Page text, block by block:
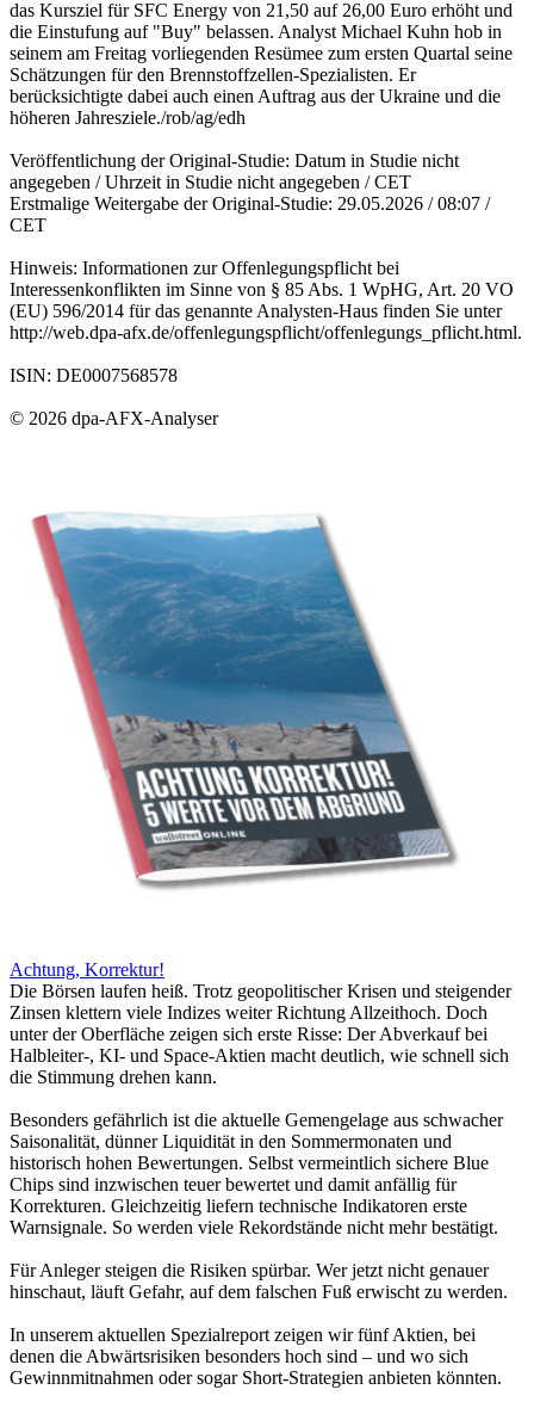
das Kursziel für SFC Energy von 21,50 auf 26,00 Euro erhöht und
die Einstufung auf "Buy" belassen. Analyst Michael Kuhn hob in
seinem am Freitag vorliegenden Resümee zum ersten Quartal seine
Schätzungen für den Brennstoffzellen-Spezialisten. Er
berücksichtigte dabei auch einen Auftrag aus der Ukraine und die
höheren Jahresziele./rob/ag/edh
Veröffentlichung der Original-Studie: Datum in Studie nicht
angegeben / Uhrzeit in Studie nicht angegeben / CET
Erstmalige Weitergabe der Original-Studie: 29.05.2026 / 08:07 /
CET
Hinweis: Informationen zur Offenlegungspflicht bei
Interessenkonflikten im Sinne von § 85 Abs. 1 WpHG, Art. 20 VO
(EU) 596/2014 für das genannte Analysten-Haus finden Sie unter
http://web.dpa-afx.de/offenlegungspflicht/offenlegungs_pflicht.html.
ISIN: DE0007568578
© 2026 dpa-AFX-Analyser
Achtung, Korrektur!
Die Börsen laufen heiß. Trotz geopolitischer Krisen und steigender
Zinsen klettern viele Indizes weiter Richtung Allzeithoch. Doch
unter der Oberfläche zeigen sich erste Risse: Der Abverkauf bei
Halbleiter-, KI- und Space-Aktien macht deutlich, wie schnell sich
die Stimmung drehen kann.
Besonders gefährlich ist die aktuelle Gemengelage aus schwacher
Saisonalität, dünner Liquidität in den Sommermonaten und
historisch hohen Bewertungen. Selbst vermeintlich sichere Blue
Chips sind inzwischen teuer bewertet und damit anfällig für
Korrekturen. Gleichzeitig liefern technische Indikatoren erste
Warnsignale. So werden viele Rekordstände nicht mehr bestätigt.
Für Anleger steigen die Risiken spürbar. Wer jetzt nicht genauer
hinschaut, läuft Gefahr, auf dem falschen Fuß erwischt zu werden.
In unserem aktuellen Spezialreport zeigen wir fünf Aktien, bei
denen die Abwärtsrisiken besonders hoch sind – und wo sich
Gewinnmitnahmen oder sogar Short-Strategien anbieten könnten.